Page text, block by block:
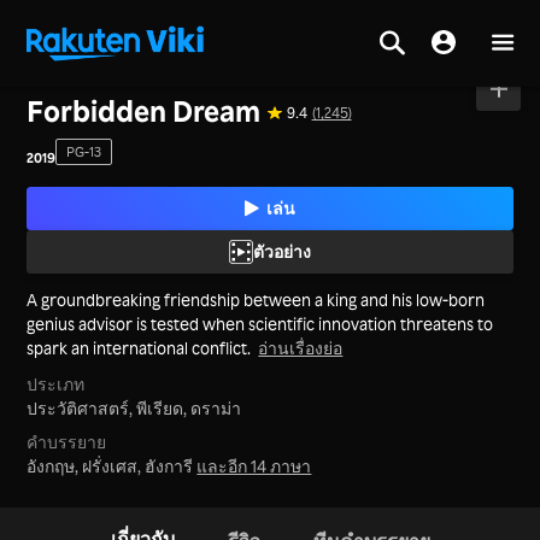
Forbidden Dream 9.4 (1,245)
2019 PG-13
เล่น
ตัวอย่าง
A groundbreaking friendship between a king and his low-born
genius advisor is tested when scientific innovation threatens to
spark an international conflict. อ่านเรื่องย่อ
ประเภท
ประวัติศาสตร์,พีเรียด, ดราม่า
คำบรรยาย
อังกฤษ, ฝรั่งเศส, ฮังการี และอีก 14 ภาษา